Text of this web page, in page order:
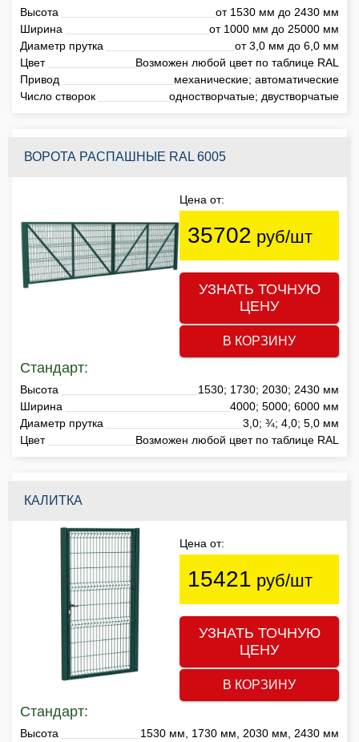
Высота
от 1530 мм до 2430 мм
Ширина
от 1000 мм до 25000 мм
Диаметр прутка
от 3,0 мм до 6,0 мм
Цвет
Возможен любой цвет по таблице RAL
Привод
механические; автоматические
Число створок
одностворчатые; двустворчатые
ВОРОТА РАСПАШНЫЕ RAL 6005
Цена от:
35702 руб/шт
УЗНАТЬ ТОЧНУЮ
ЦЕНУ
В КОРЗИНУ
Стандарт:
Высота
1530; 1730; 2030; 2430 мм
Ширина
4000; 5000; 6000 мм
Диаметр прутка
3,0; ¾; 4,0; 5,0 мм
Цвет
Возможен любой цвет по таблице RAL
КАЛИТКА
Цена от:
15421 руб/шт
УЗНАТЬ ТОЧНУЮ
ЦЕНУ
В КОРЗИНУ
Стандарт:
Высота
1530 мм, 1730 мм, 2030 мм, 2430 мм